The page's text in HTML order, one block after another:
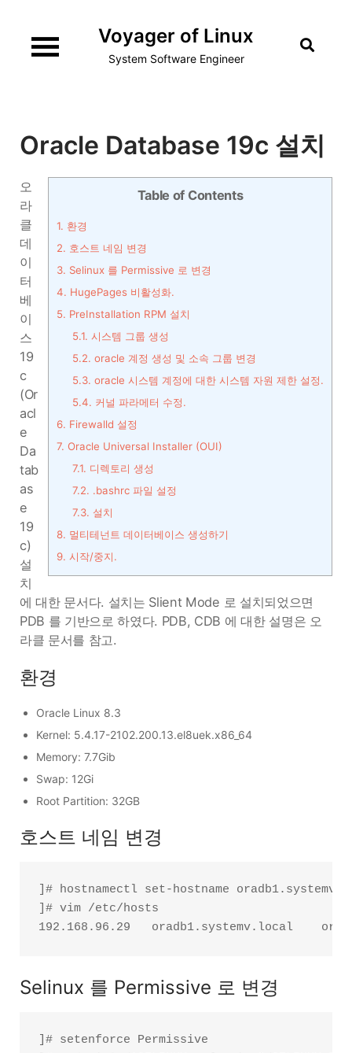
content
Voyager of Linux
System Software Engineer
Oracle Database 19c 설치
Table of Contents
1. 환경
2. 호스트 네임 변경
3. Selinux 를 Permissive 로 변경
4. HugePages 비활성화.
5. PreInstallation RPM 설치
5.1. 시스템 그룹 생성
5.2. oracle 계정 생성 및 소속 그룹 변경
5.3. oracle 시스템 계정에 대한 시스템 자원 제한 설정.
5.4. 커널 파라메터 수정.
6. Firewalld 설정
7. Oracle Universal Installer (OUI)
7.1. 디렉토리 생성
7.2. .bashrc 파일 설정
7.3. 설치
8. 멀티테넌트 데이터베이스 생성하기
9. 시작/중지.
오
라
클
데
이
터
베
이
스
19
c
(Or
acl
e
Da
tab
as
e
19
c)
설
치
에 대한 문서다. 설치는 Slient Mode 로 설치되었으면
PDB 를 기반으로 하였다. PDB, CDB 에 대한 설명은 오
라클 문서를 참고.
환경
Oracle Linux 8.3
Kernel: 5.4.17-2102.200.13.el8uek.x86_64
Memory: 7.7Gib
Swap: 12Gi
Root Partition: 32GB
호스트 네임 변경
]# hostnamectl set-hostname
]# vim /etc/hosts
Selinux 를 Permissive 로 변경
]# setenforce Permissive